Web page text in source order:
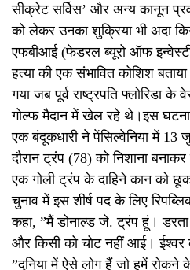
सीक्रेट सर्विस’ और अन्य कानून
को लेकर उनका शुक्रिया भी अदा
एफबीआई (फेडरल ब्यूरो ऑफ
हत्या की एक संभावित कोशिश
गया जब पूर्व राष्ट्रपति फ्लोरिडा
गोल्फ मैदान में खेल रहे थे।इस घटना
एक बंदूकधारी ने पेंसिल्वेनिया में 13
दौरान ट्रंप (78) को निशाना
एक गोली ट्रंप के दाहिने कान को
चुनाव में इस शीर्ष पद के लिए
कहा, ”मैं डोनाल्ड जे. ट्रंप हूं।
और किसी को चोट नहीं आई।
”दुनिया में ऐसे लोग हैं जो हमें